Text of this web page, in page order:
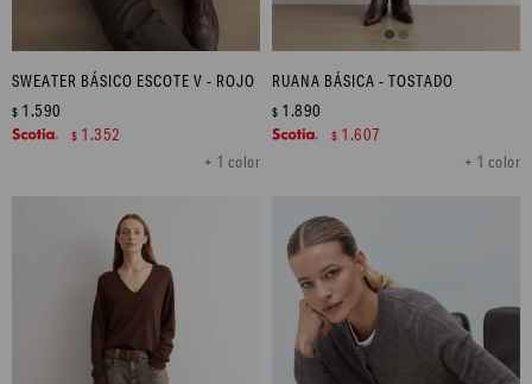
SWEATER BÁSICO ESCOTE V - ROJO
+ 1 color
$ 1.590
$ 1.352
RUANA BÁSICA - TOSTADO
+ 1 color
$ 1.890
$ 1.607